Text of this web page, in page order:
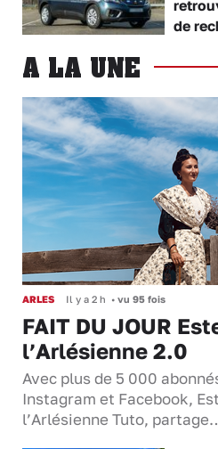
de
A LA UNE
ARLES Il y a 2 h • vu 95 fois
FAIT DU JOUR
l’Arlésienne 2.0
Avec plus de 5 000
Instagram et Facebook,
l’Arlésienne Tuto,